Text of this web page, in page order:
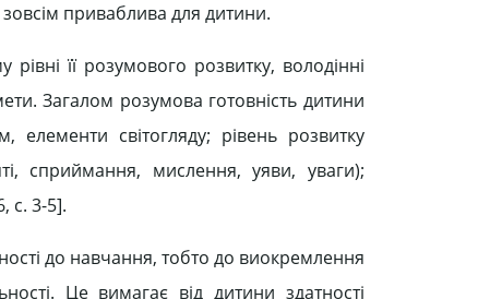
приваблива для дитини.
її розумового розвитку, володінні
Загалом розумова готовність дитини
світогляду; рівень розвитку
сприймання, мислення, уяви, уваги);
c. 3-5].
до навчання, тобто до виокремлення
Це вимагає від дитини здатності